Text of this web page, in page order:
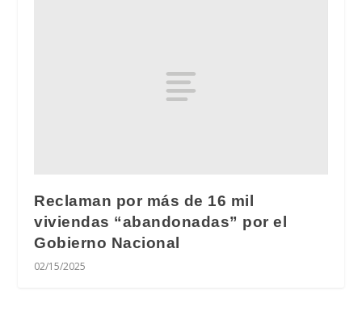
Reclaman por más de 16 mil
viviendas “abandonadas” por el
Gobierno Nacional
02/15/2025